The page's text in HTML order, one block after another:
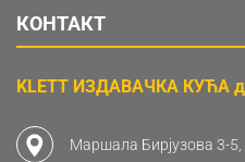
КОНТАКТ
KLETT ИЗДАВАЧКА КУЋА
Маршала Бирјузова 3-